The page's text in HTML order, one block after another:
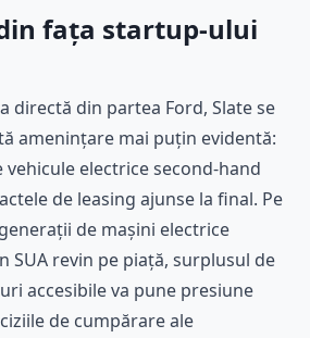
fața startup-ului
directă din partea Ford, Slate se
amenințare mai puțin evidentă:
electrice second-hand
de leasing ajunse la final. Pe
de mașini electrice
SUA revin pe piață, surplusul de
accesibile va pune presiune
de cumpărare ale